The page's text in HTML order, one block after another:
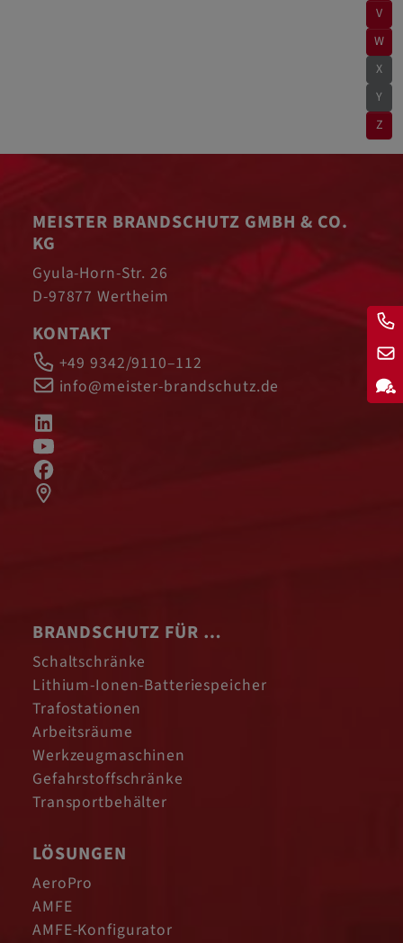
V
W
X
Y
Z
MEISTER BRANDSCHUTZ GMBH & CO.
KG
Gyula-Horn-Str. 26
D-97877 Wertheim
KONTAKT
+49 9342/9110–112
info@meister-brandschutz.de
BRANDSCHUTZ FÜR …
Schaltschränke
Lithium-Ionen-Batteriespeicher
Trafostationen
Arbeitsräume
Werkzeugmaschinen
Gefahrstoffschränke
Transportbehälter
LÖSUNGEN
AeroPro
AMFE
AMFE-Konfigurator